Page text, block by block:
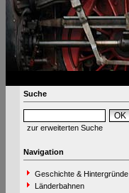
Suche
zur erweiterten Suche
Navigation
Geschichte & Hintergründe
Länderbahnen